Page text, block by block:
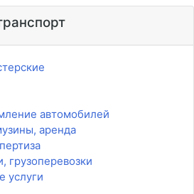
автомобилей
аренда
грузоперевозки
услуги